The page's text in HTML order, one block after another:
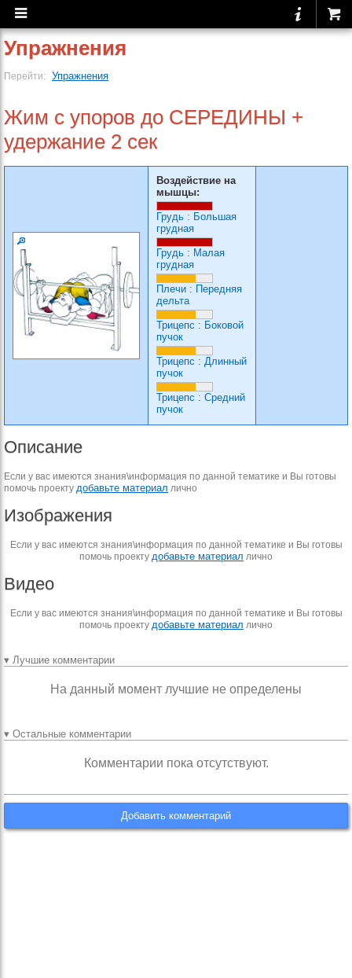
Упражнения
Перейти: Упражнения
Жим с упоров до СЕРЕДИНЫ +
удержание 2 сек
Воздействие на
мышцы:
Грудь : Большая
грудная
Грудь : Малая
грудная
Плечи : Передняя
дельта
Трицепс : Боковой
пучок
Трицепс : Длинный
пучок
Трицепс : Средний
пучок
Описание
Если у вас имеются знания\информация по данной тематике и Вы готовы
помочь проекту добавьте материал лично
Изображения
Если у вас имеются знания\информация по данной тематике и Вы готовы
помочь проекту добавьте материал лично
Видео
Если у вас имеются знания\информация по данной тематике и Вы готовы
помочь проекту добавьте материал лично
▾ Лучшие комментарии
На данный момент лучшие не определены
▾ Остальные комментарии
Комментарии пока отсутствуют.
Добавить комментарий